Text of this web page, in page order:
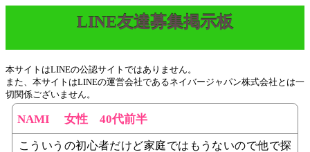
LINE友達募集掲示板
本サイトはLINEの公認サイトではありません。
また、本サイトはLINEの運営会社であるネイバージャパン株式会社とは一
切関係ございません。
NAMI 女性 40代前半
こういうの初心者だけど家庭ではもうないので他で探